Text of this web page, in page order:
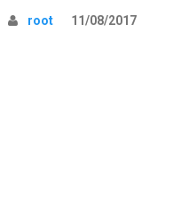
root 11/08/2017